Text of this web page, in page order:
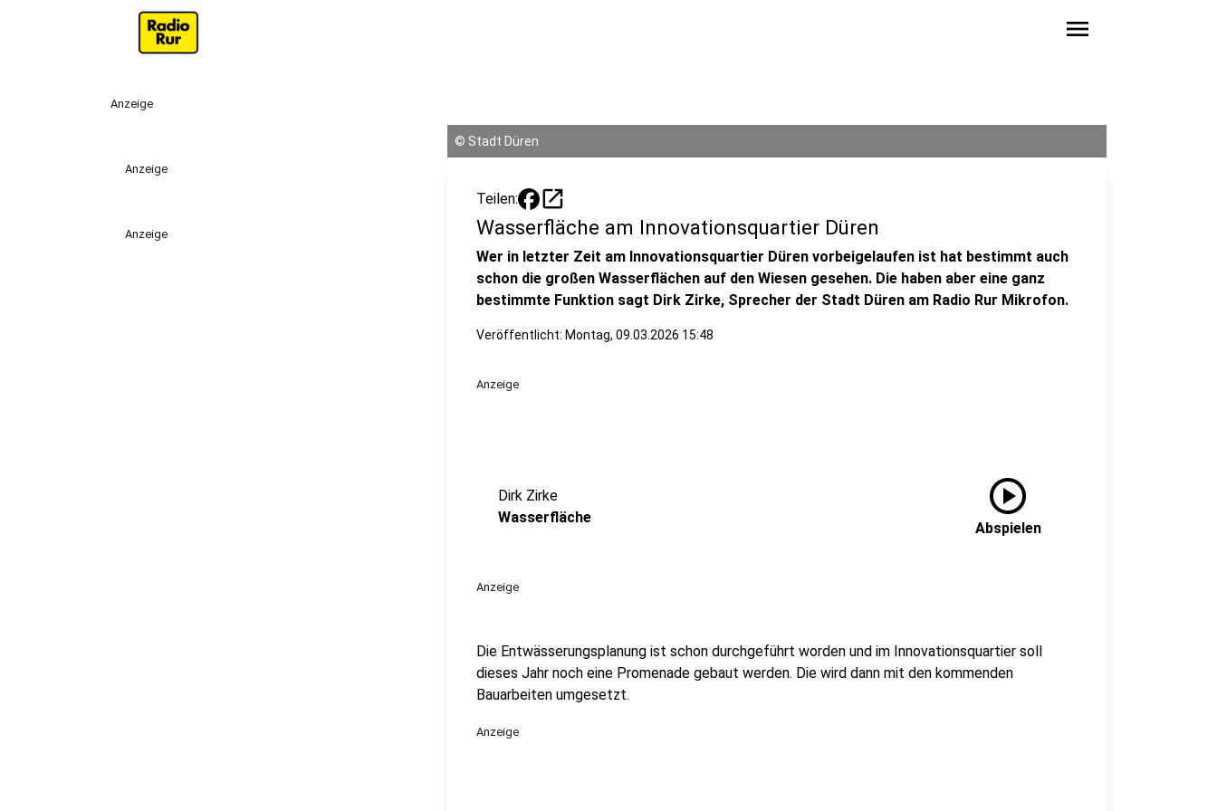
menu
Anzeige
Anzeige
Anzeige
© Stadt Düren
Teilen: open_in_new
Wasserfläche am Innovationsquartier Düren
Wer in letzter Zeit am Innovationsquartier Düren vorbeigelaufen ist hat bestimmt auch
schon die großen Wasserflächen auf den Wiesen gesehen. Die haben aber eine ganz
bestimmte Funktion sagt Dirk Zirke, Sprecher der Stadt Düren am Radio Rur Mikrofon.
Veröffentlicht: Montag, 09.03.2026 15:48
Anzeige
Dirk Zirke
Wasserfläche
play_circle
Abspielen
Anzeige
Die Entwässerungsplanung ist schon durchgeführt worden und im Innovationsquartier soll
dieses Jahr noch eine Promenade gebaut werden. Die wird dann mit den kommenden
Bauarbeiten umgesetzt.
Anzeige